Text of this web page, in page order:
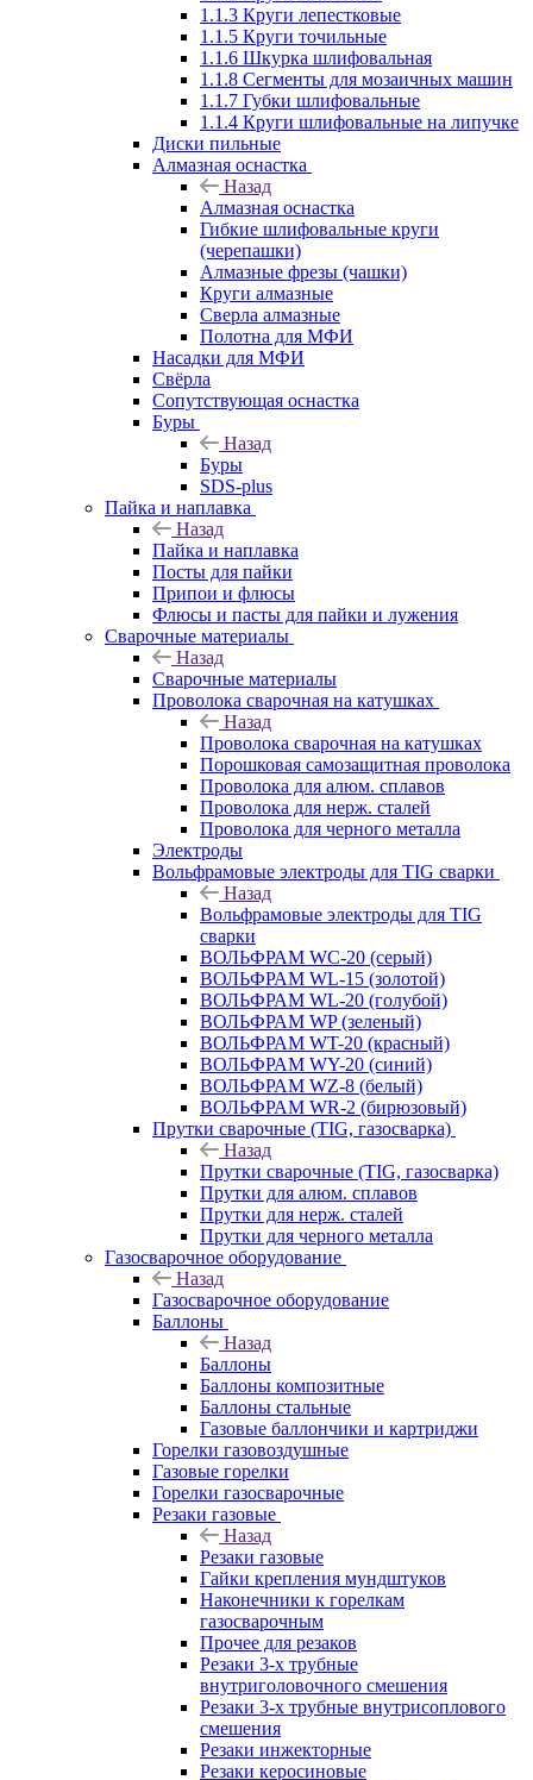
1.1.3 Круги лепестковые
1.1.5 Круги точильные
1.1.6 Шкурка шлифовальная
1.1.8 Сегменты для мозаичных машин
1.1.7 Губки шлифовальные
1.1.4 Круги шлифовальные на липучке
Диски пильные
Алмазная оснастка
Назад
Алмазная оснастка
Гибкие шлифовальные круги
(черепашки)
Алмазные фрезы (чашки)
Круги алмазные
Сверла алмазные
Полотна для МФИ
Насадки для МФИ
Свёрла
Сопутствующая оснастка
Буры
Назад
Буры
SDS-plus
Пайка и наплавка
Назад
Пайка и наплавка
Посты для пайки
Припои и флюсы
Флюсы и пасты для пайки и лужения
Сварочные материалы
Назад
Сварочные материалы
Проволока сварочная на катушках
Назад
Проволока сварочная на катушках
Порошковая самозащитная проволока
Проволока для алюм. сплавов
Проволока для нерж. сталей
Проволока для черного металла
Электроды
Вольфрамовые электроды для TIG сварки
Назад
Вольфрамовые электроды для TIG
сварки
ВОЛЬФРАМ WC-20 (серый)
ВОЛЬФРАМ WL-15 (золотой)
ВОЛЬФРАМ WL-20 (голубой)
ВОЛЬФРАМ WP (зеленый)
ВОЛЬФРАМ WT-20 (красный)
ВОЛЬФРАМ WY-20 (синий)
ВОЛЬФРАМ WZ-8 (белый)
ВОЛЬФРАМ WR-2 (бирюзовый)
Прутки сварочные (TIG, газосварка)
Назад
Прутки сварочные (TIG, газосварка)
Прутки для алюм. сплавов
Прутки для нерж. сталей
Прутки для черного металла
Газосварочное оборудование
Назад
Газосварочное оборудование
Баллоны
Назад
Баллоны
Баллоны композитные
Баллоны стальные
Газовые баллончики и картриджи
Горелки газовоздушные
Газовые горелки
Горелки газосварочные
Резаки газовые
Назад
Резаки газовые
Гайки крепления мундштуков
Наконечники к горелкам
газосварочным
Прочее для резаков
Резаки 3-х трубные
внутриголовочного смешения
Резаки 3-х трубные внутрисоплового
смешения
Резаки инжекторные
Резаки керосиновые